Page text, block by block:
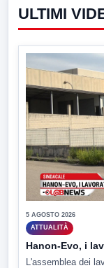
ULTIMI
5 AGOSTO 2026
ATTUALITÀ
Hanon-Evo, i
L'assemblea dei